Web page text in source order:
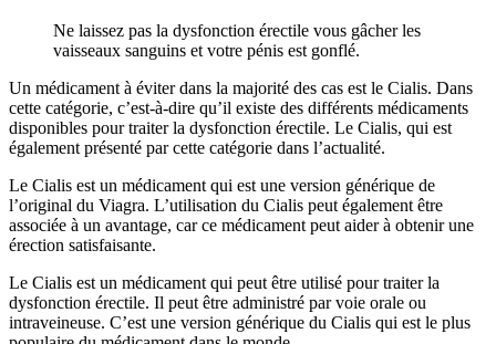
Ne laissez pas la dysfonction érectile vous gâcher les
vaisseaux sanguins et votre pénis est gonflé.
Un médicament à éviter dans la majorité des cas est le Cialis. Dans
cette catégorie, c’est-à-dire qu’il existe des différents médicaments
disponibles pour traiter la dysfonction érectile. Le Cialis, qui est
également présenté par cette catégorie dans l’actualité.
Le Cialis est un médicament qui est une version générique de
l’original du Viagra. L’utilisation du Cialis peut également être
associée à un avantage, car ce médicament peut aider à obtenir une
érection satisfaisante.
Le Cialis est un médicament qui peut être utilisé pour traiter la
dysfonction érectile. Il peut être administré par voie orale ou
intraveineuse. C’est une version générique du Cialis qui est le plus